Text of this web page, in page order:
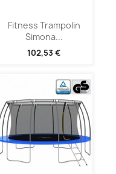
Fitness Trampolin
Simona...
102,53 €